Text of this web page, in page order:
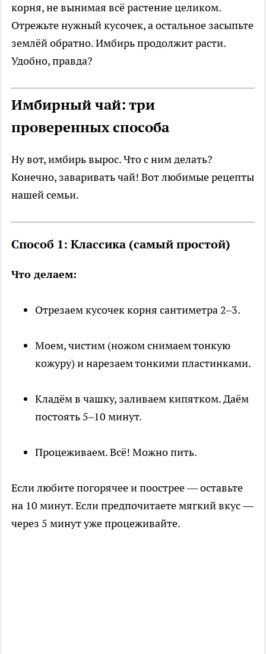
корня, не вынимая всё растение целиком.
Отрежьте нужный кусочек, а остальное засыпьте
землёй обратно. Имбирь продолжит расти.
Удобно, правда?
Имбирный чай: три
проверенных способа
Ну вот, имбирь вырос. Что с ним делать?
Конечно, заваривать чай! Вот любимые рецепты
нашей семьи.
Способ 1: Классика (самый простой)
Что делаем:
Отрезаем кусочек корня сантиметра 2–3.
Моем, чистим (ножом снимаем тонкую
кожуру) и нарезаем тонкими пластинками.
Кладём в чашку, заливаем кипятком. Даём
постоять 5–10 минут.
Процеживаем. Всё! Можно пить.
Если любите погорячее и поострее — оставьте
на 10 минут. Если предпочитаете мягкий вкус —
через 5 минут уже процеживайте.